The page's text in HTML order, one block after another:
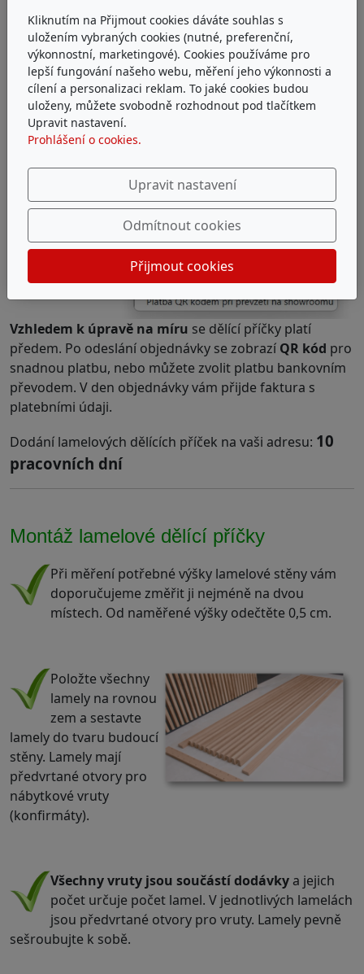
si můžete do 10 dní
vyzvednout
ZDARMAv našem
showroomuv Praze,
jakmile bude vaše
Vzhledem k úpravě na míru se dělící příčky platí
předem. Po odeslání objednávky se zobrazí QR kód pro
snadnou platbu, nebo můžete zvolit platbu bankovním
převodem. V den objednávky vám přijde faktura s
platebními údaji.
Dodání lamelových dělících příček na vaši adresu: 10
pracovních dní
Montáž lamelové dělící příčky
Při měření potřebné výšky lamelové stěny vám
doporučujeme změřit ji nejméně na dvou
místech. Od naměřené výšky odečtěte 0,5 cm.
Položte všechny
lamely na rovnou
zem a sestavte
lamely do tvaru budoucí
stěny. Lamely mají
předvrtané otvory pro
nábytkové vruty
(konfirmáty).
Všechny vruty jsou součástí dodávky a jejich
počet určuje počet lamel. V jednotlivých lamelách
jsou předvrtané otvory pro vruty. Lamely pevně
sešroubujte k sobě.
Kliknutím na Přijmout cookies dáváte souhlas s
uložením vybraných cookies (nutné, preferenční,
výkonnostní, marketingové). Cookies používáme pro
lepší fungování našeho webu, měření jeho výkonnosti a
cílení a personalizaci reklam. To jaké cookies budou
uloženy, můžete svobodně rozhodnout pod tlačítkem
Upravit nastavení.
Prohlášení o cookies.
Upravit nastavení
Odmítnout cookies
Přijmout cookies